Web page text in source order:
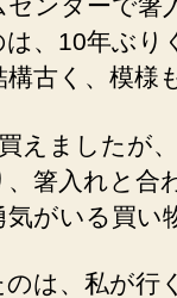
ンターで箸
、10年ぶ
古く、模様
えましたが
箸入れと合
がいる買い
は、私が行